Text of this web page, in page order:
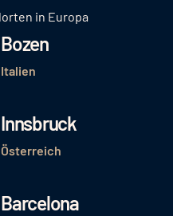
in Europa
Bozen
Italien
Innsbruck
Österreich
Barcelona